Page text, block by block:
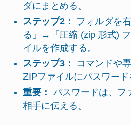
ダにまとめる。
ステップ2：
フォルダを
る」→「圧縮 (zip 形式)
イルを作成する。
ステップ3：
コマンドや
ZIPファイルにパスワード
重要： パスワードは、フ
相手に伝える。